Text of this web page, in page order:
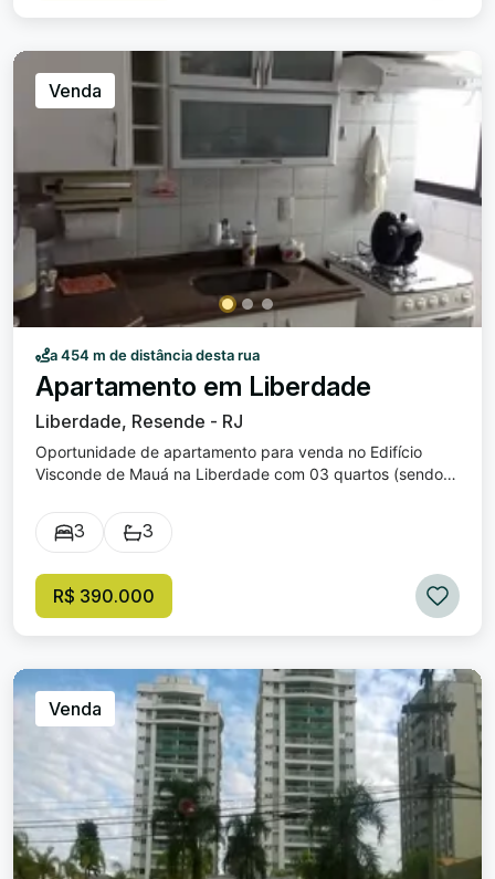
apartamento. Sua nova vida começa aqui!
Venda
a 454 m de distância desta rua
Apartamento em Liberdade
Liberdade, Resende - RJ
Oportunidade de apartamento para venda no Edifício
Visconde de Mauá na Liberdade com 03 quartos (sendo
sala com sacada, banheiro social, cozinha, área de
serviço, banheiro de empregada e 01 vaga de garagem.
01 vaga de garagem. Excelente localização, próximo de
diversos estabelecimentos comerciais! Valor de venda: R$
3 3
R$ 390.000
Venda